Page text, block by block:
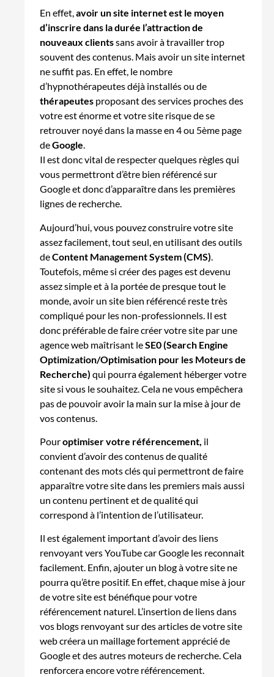
En effet,avoir un site internet est le moyen
d’inscrire dans la durée l’attraction de
nouveaux clientssans avoir à travailler trop
souvent des contenus. Mais avoir un site internet
ne suffit pas. En effet, le nombre
d’hypnothérapeutes déjà installés ou de
thérapeutes proposant des services proches des
votre est énorme et votre site risque de se
retrouver noyé dans la masse en 4 ou 5ème page
deGoogle.
Il est donc vital de respecter quelques règles qui
vous permettront d’être bien référencé sur
Google et donc d’apparaître dans les premières
lignes de recherche.
Aujourd’hui, vous pouvez construire votre site
assez facilement, tout seul, en utilisant des outils
deContent Management System (CMS)
Toutefois, même si créer des pages est devenu
assez simple et à la portée de presque tout le
monde, avoir un site bien référencé reste très
compliqué pour les non-professionnels. Il est
donc préférable de faire créer votre site par une
agence web maîtrisant leSE0 (Search Engine
Optimization/Optimisation pour les Moteurs de
Recherche) qui pourra également héberger votre
site si vous le souhaitez. Cela ne vous empêchera
pas de pouvoir avoir la main sur la mise à jour de
vos contenus.
Pouroptimiser votre référencement, il
convient d’avoir des contenus de qualité
contenant des mots clés qui permettront de faire
apparaître votre site dans les premiers mais aussi
un contenu pertinent et de qualité qui
correspond à l’intention de l’utilisateur.
Il est également important d’avoir des liens
renvoyant vers YouTube car Google les reconnait
facilement. Enfin, ajouter un blog à votre site ne
pourra qu’être positif. En effet, chaque mise à jour
de votre site est bénéfique pour votre
référencement naturel. L’insertion de liens dans
vos blogs renvoyant sur des articles de votre site
web créera un maillage fortement apprécié de
Google et des autres moteurs de recherche. Cela
renforcera encore votre référencement.